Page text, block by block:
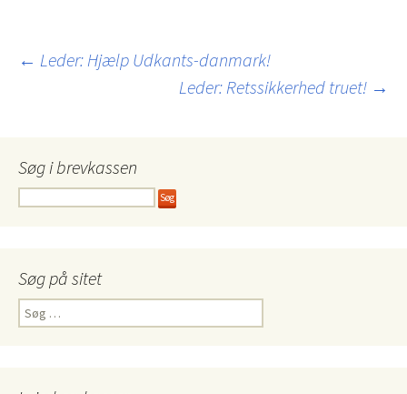
Indlægsnavigation
← Leder: Hjælp Udkants-danmark!
Leder: Retssikkerhed truet! →
Søg i brevkassen
Søg på sitet
Søg
efter: